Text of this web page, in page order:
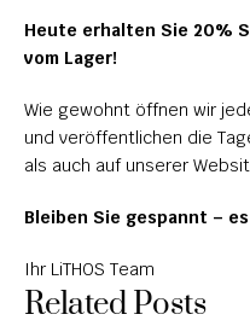
LEUCHTGRABMALE
ACCESSOIRES
KONTAKT
IMPRESSUM
Heute erhalten Sie 20%
vom Lager!
Wie gewohnt öffnen wir
und veröffentlichen die
als auch auf unserer
Bleiben Sie gespannt –
Ihr LiTHOS Team
Related Posts